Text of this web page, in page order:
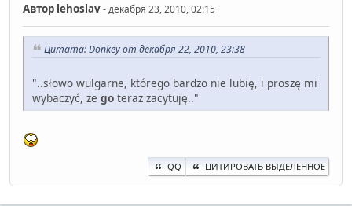
Автор lehoslav- декабря 23, 2010, 02:15
Цитата: Donkey от декабря 22, 2010, 23:38
"..słowo wulgarne, którego bardzo nie lubię, i proszę mi
wybaczyć, że go teraz zacytuję.."
QQ ЦИТИРОВАТЬ ВЫДЕЛЕННОЕ